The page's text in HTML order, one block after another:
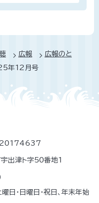
広報
広報のと
年12月号
出津ト字50番地1
日・日曜日・祝日、年末年始